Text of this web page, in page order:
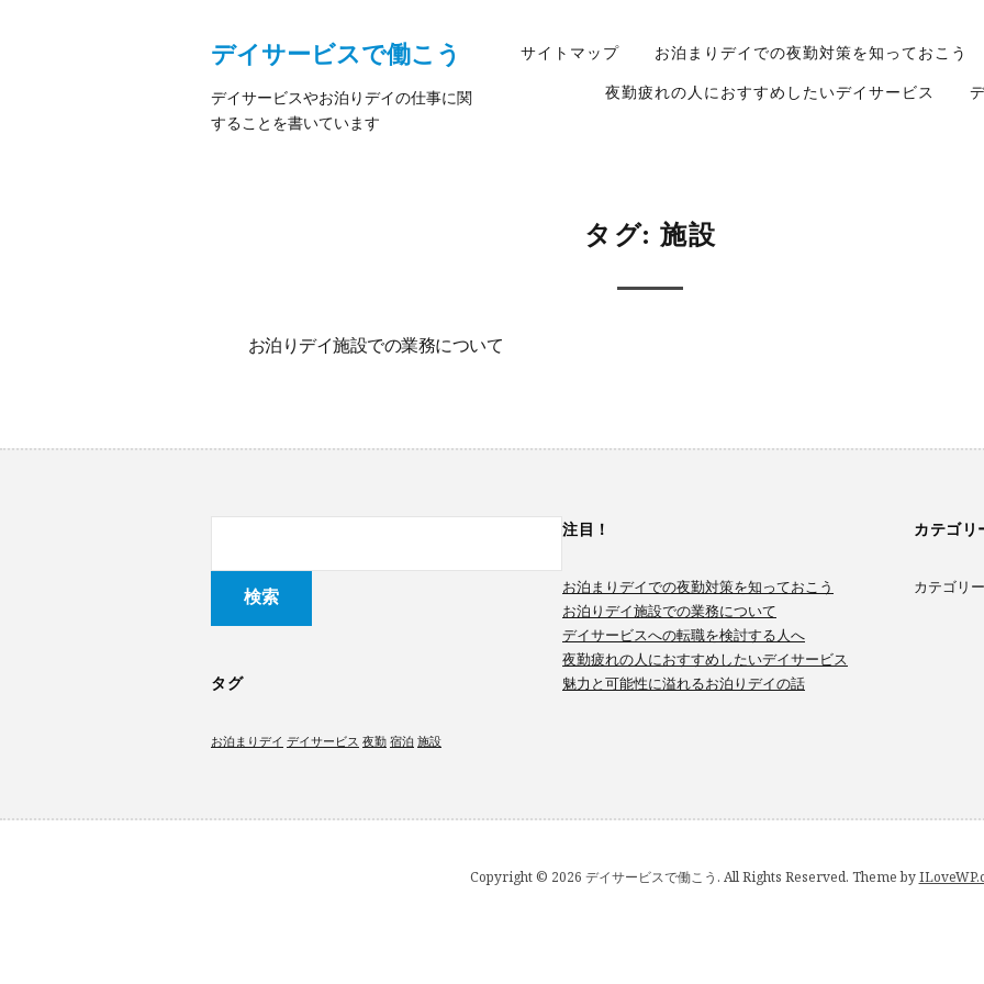
デイサービスで働こう
デイサービスやお泊りデイの仕事に関
することを書いています
サイトマップ お泊まりデイでの夜勤対策を知っておこう
夜勤疲れの人におすすめしたいデイサービス
タグ: 施設
お泊りデイ施設での業務について
タグ
お泊まりデイ デイサービス 夜勤 宿泊 施設
注目！
お泊まりデイでの夜勤対策を知っておこう
お泊りデイ施設での業務について
デイサービスへの転職を検討する人へ
夜勤疲れの人におすすめしたいデイサービス
魅力と可能性に溢れるお泊りデイの話
カテゴリ
カテゴリ
Copyright © 2026 デイサービスで働こう. All Rights Reserved. Theme by